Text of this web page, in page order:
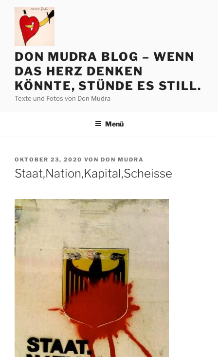
Zum
springen
DON MUDRA BLOG – WENN
DAS HERZ DENKEN
KÖNNTE, STÜNDE ES STILL.
Texte und Fotos von Don Mudra
Menü
VERÖFFENTLICHT
AM
OKTOBER 23, 2020 VON DON MUDRA
Staat,Nation,Kapital,Scheisse